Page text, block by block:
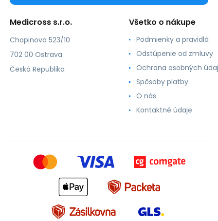
Medicross s.r.o.
Chopinova 523/10
702 00 Ostrava
Česká Republika
Všetko o nákupe
Podmienky a pravidlá
Odstúpenie od zmluvy
Ochrana osobných
Spôsoby platby
O nás
Kontaktné údaje